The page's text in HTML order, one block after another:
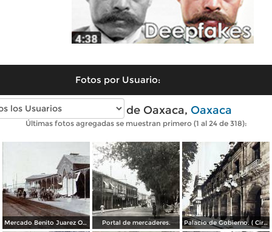
Fotos por Usuario:
Fotos antiguas de Oaxaca, Oaxaca
Últimas fotos agregadas se muestran primero (1 al 24 de 318):
Mercado Benito Juarez Oaxaca 1899 Portal de mercaderes. Palacio de Gobierno. ( Circulada el 3 de Febrero de 1933 ).